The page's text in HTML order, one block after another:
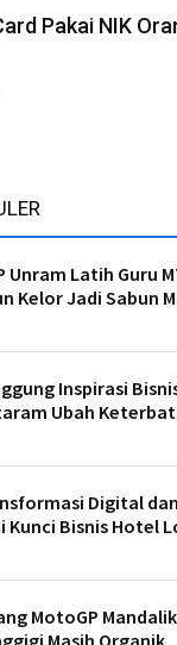
Pakai NIK
Unram Latih Guru
Kelor Jadi Sabun
Inspirasi
Ubah
Digital
Kunci Bisnis Hotel
MotoGP
Masih Organik